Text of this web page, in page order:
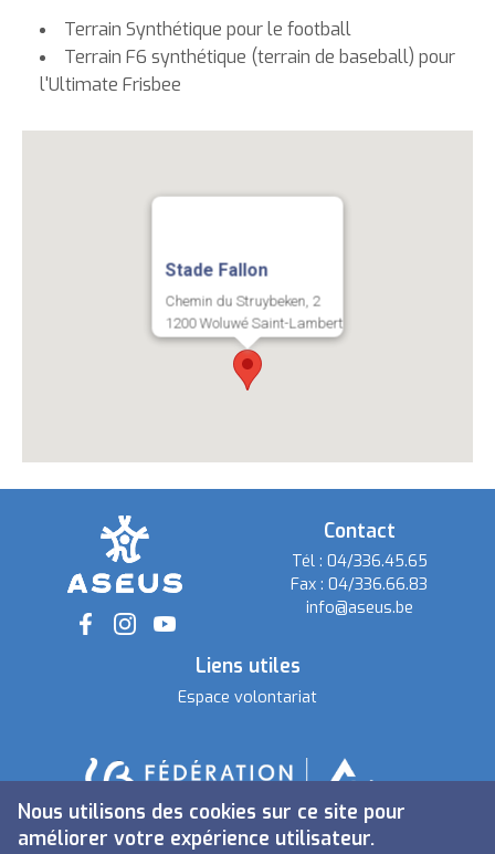
Terrain Synthétique pour le football
Terrain F6 synthétique (terrain de baseball) pour
l'Ultimate Frisbee
Stade Fallon
Chemin du Struybeken, 2
1200 Woluwé Saint-Lambert
Social
Contact
Tél : 04/336.45.65
Fax :04/336.66.83
info@aseus.be
Liens utiles
Espace volontariat
Nous utilisons des cookies sur ce site pour
améliorer votre expérience utilisateur.